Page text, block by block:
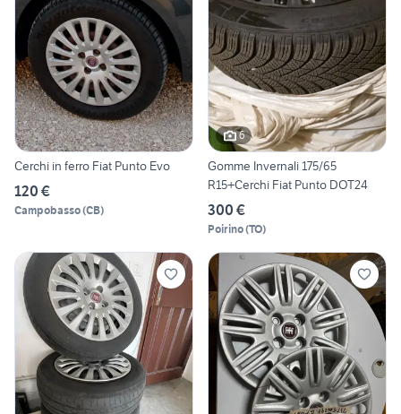
Cerchi in ferro Fiat Punto Evo
120 €
Campobasso(CB)
6
Gomme Invernali 175/65
R15+Cerchi Fiat Punto DOT24
300 €
Poirino(TO)